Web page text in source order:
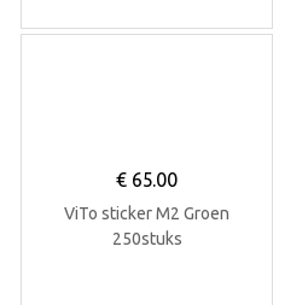
€65.00
ViTo sticker M2 Groen
250stuks